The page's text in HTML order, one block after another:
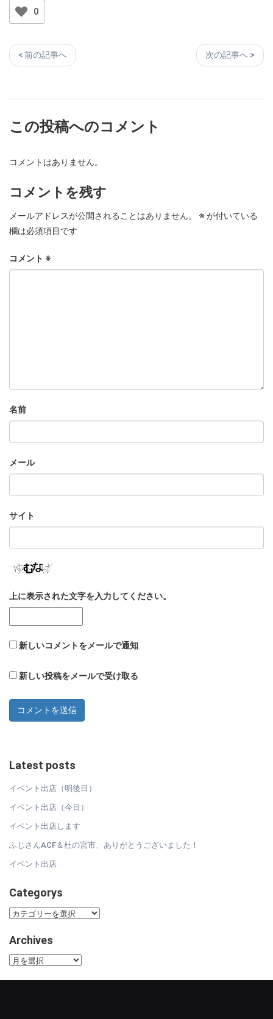
0
< 前の記事へ 次の記事へ >
この投稿へのコメント
コメントはありません。
コメントを残す
メールアドレスが公開されることはありません。 ※が付いている
欄は必須項目です
コメント ※
名前
メール
サイト
上に表示された文字を入力してください。
新しいコメントをメールで通知
新しい投稿をメールで受け取る
Latest posts
イベント出店（明後日）
イベント出店（今日）
イベント出店します
ふじさんACF＆杜の宮市、ありがとうございました！
イベント出店
Categorys
Categorys
Archives
Archives